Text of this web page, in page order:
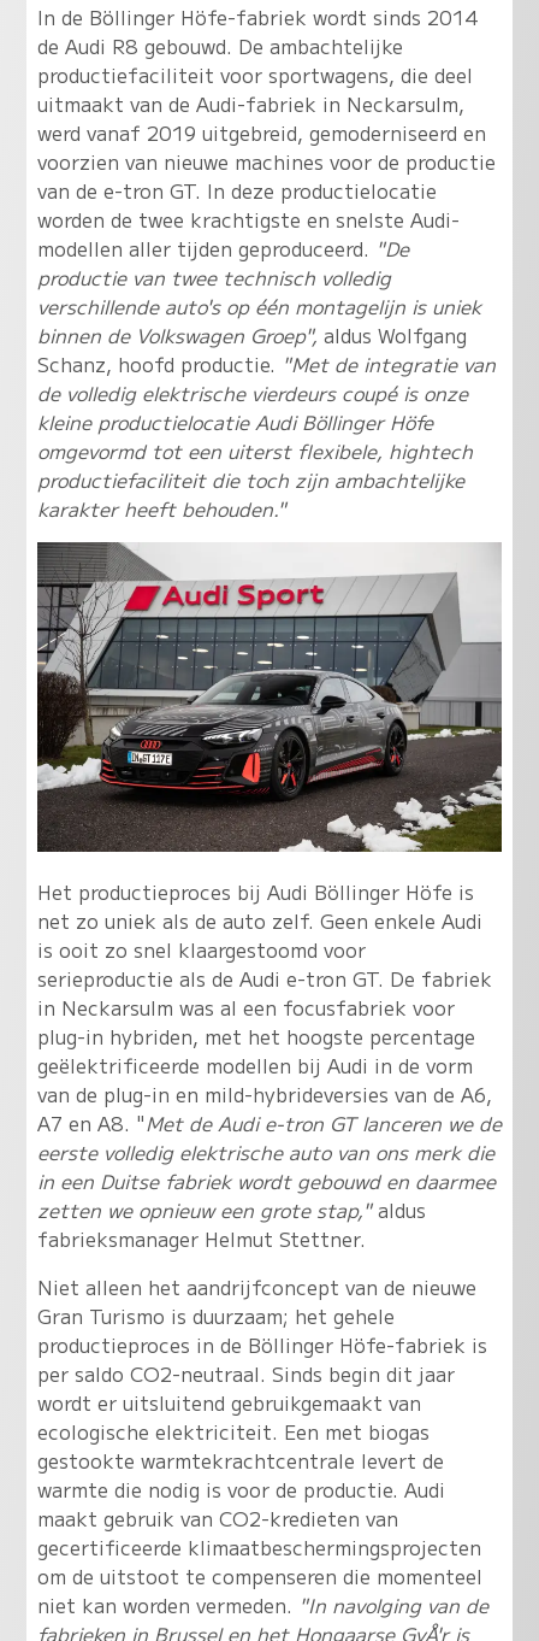
In de Böllinger Höfe-fabriek wordt sinds 2014
de Audi R8 gebouwd. De ambachtelijke
productiefaciliteit voor sportwagens, die deel
uitmaakt van de Audi-fabriek in Neckarsulm,
werd vanaf 2019 uitgebreid, gemoderniseerd en
voorzien van nieuwe machines voor de productie
van de e-tron GT. In deze productielocatie
worden de twee krachtigste en snelste Audi-
modellen aller tijden geproduceerd. "De
productie van twee technisch volledig
verschillende auto's op één montagelijn is uniek
binnen de Volkswagen Groep", aldus Wolfgang
Schanz, hoofd productie. "Met de integratie van
de volledig elektrische vierdeurs coupé is onze
kleine productielocatie Audi Böllinger Höfe
omgevormd tot een uiterst flexibele, hightech
productiefaciliteit die toch zijn ambachtelijke
karakter heeft behouden."
Het productieproces bij Audi Böllinger Höfe is
net zo uniek als de auto zelf. Geen enkele Audi
is ooit zo snel klaargestoomd voor
serieproductie als de Audi e-tron GT. De fabriek
in Neckarsulm was al een focusfabriek voor
plug-in hybriden, met het hoogste percentage
geëlektrificeerde modellen bij Audi in de vorm
van de plug-in en mild-hybrideversies van de A6,
A7 en A8. "Met de Audi e-tron GT lanceren we de
eerste volledig elektrische auto van ons merk die
in een Duitse fabriek wordt gebouwd en daarmee
zetten we opnieuw een grote stap,"aldus
fabrieksmanager Helmut Stettner.
Niet alleen het aandrijfconcept van de nieuwe
Gran Turismo is duurzaam; het gehele
productieproces in de Böllinger Höfe-fabriek is
per saldo CO2-neutraal. Sinds begin dit jaar
wordt er uitsluitend gebruikgemaakt van
ecologische elektriciteit. Een met biogas
gestookte warmtekrachtcentrale levert de
warmte die nodig is voor de productie. Audi
maakt gebruik van CO2-kredieten van
gecertificeerde klimaatbeschermingsprojecten
om de uitstoot te compenseren die momenteel
niet kan worden vermeden. "In navolging van de
fabrieken in Brussel en het Hongaarse GyÅ'r is